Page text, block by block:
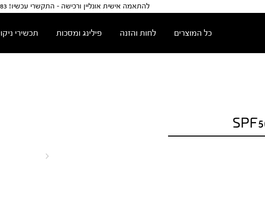
להתאמה אישית אונליין ורכישה - התקשרי עכשיו! 03-9155683
כל המוצרים לחות והזנה פילינג ומסכות תכשירי